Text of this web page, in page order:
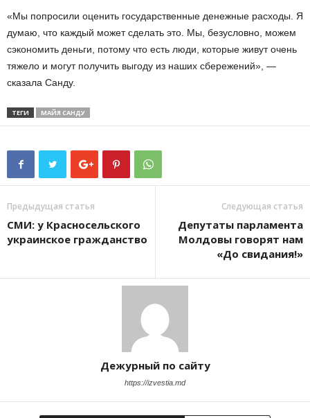
«Мы попросили оценить государственные денежные расходы. Я
думаю, что каждый может сделать это. Мы, безусловно, можем
сэкономить деньги, потому что есть люди, которые живут очень
тяжело и могут получить выгоду из наших сбережений», —
сказала Санду.
ТЕГИ МАЙЯ САНДУ
Предыдущая статья
СМИ: у Красносельского
украинское гражданство
Следующая статья
Депутаты парламента
Молдовы говорят нам
«До свидания!»
Дежурный по сайту
https://izvestia.md